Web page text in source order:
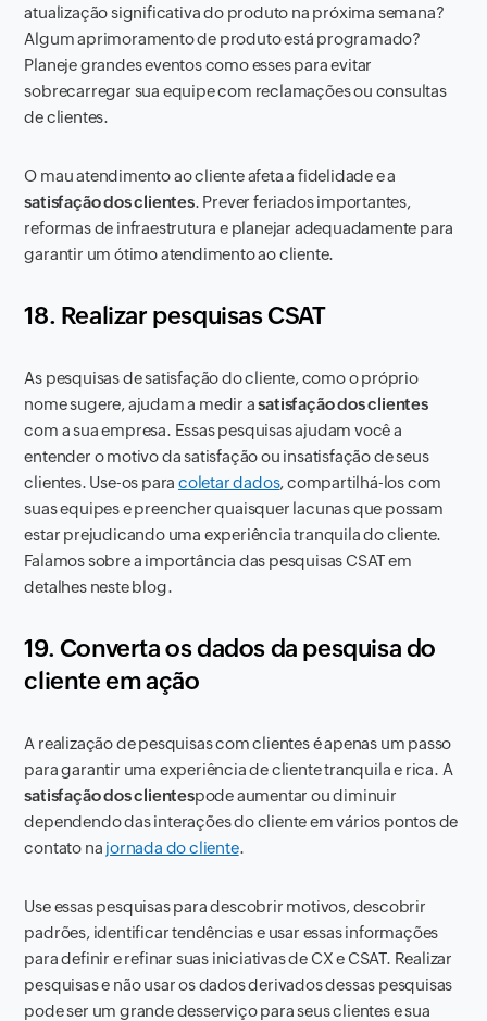
atualização significativa do produto na próxima semana?
Algum aprimoramento de produto está programado?
Planeje grandes eventos como esses para evitar
sobrecarregar sua equipe com reclamações ou consultas
de clientes.
O mau atendimento ao cliente afeta a fidelidade e a
satisfação dos clientes. Prever feriados importantes,
reformas de infraestrutura e planejar adequadamente para
garantir um ótimo atendimento ao cliente.
18. Realizar pesquisas CSAT
As pesquisas de satisfação do cliente, como o próprio
nome sugere, ajudam a medir asatisfação dos clientes
com a sua empresa. Essas pesquisas ajudam você a
entender o motivo da satisfação ou insatisfação de seus
clientes. Use-os paracoletar dados, compartilhá-los com
suas equipes e preencher quaisquer lacunas que possam
estar prejudicando uma experiência tranquila do cliente.
Falamos sobre a importância das pesquisas CSAT em
detalhes neste blog.
19. Converta os dados da pesquisa do
cliente em ação
A realização de pesquisas com clientes é apenas um passo
para garantir uma experiência de cliente tranquila e rica. A
satisfação dos clientespode aumentar ou diminuir
dependendo das interações do cliente em vários pontos de
contato na jornada do cliente.
Use essas pesquisas para descobrir motivos, descobrir
padrões, identificar tendências e usar essas informações
para definir e refinar suas iniciativas de CX e CSAT. Realizar
pesquisas e não usar os dados derivados dessas pesquisas
pode ser um grande desserviço para seus clientes e sua